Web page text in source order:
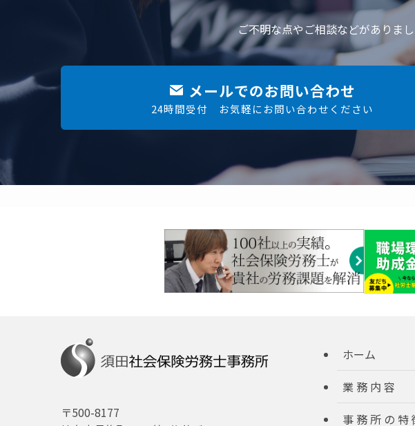
ご不明な点やご相談などがありま
メールでのお問い合わせ
24時間受付 お気軽にお問い合わせください
〒500-8177
ホーム
業 務 内 容
事 務 所 の 特